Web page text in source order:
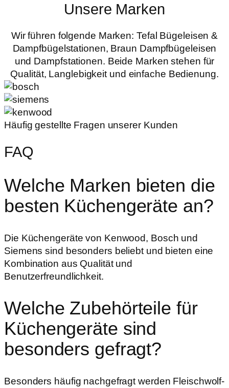
Unsere Marken
Wir führen folgende Marken: Tefal Bügeleisen &
Dampfbügelstationen, Braun Dampfbügeleisen
und Dampfstationen. Beide Marken stehen für
Qualität, Langlebigkeit und einfache Bedienung.
Häufig gestellte Fragen unserer Kunden
FAQ
Welche Marken bieten die
besten Küchengeräte an?
Die Küchengeräte von Kenwood, Bosch und
Siemens sind besonders beliebt und bieten eine
Kombination aus Qualität und
Benutzerfreundlichkeit.
Welche Zubehörteile für
Küchengeräte sind
besonders gefragt?
Besonders häufig nachgefragt werden Fleischwolf-